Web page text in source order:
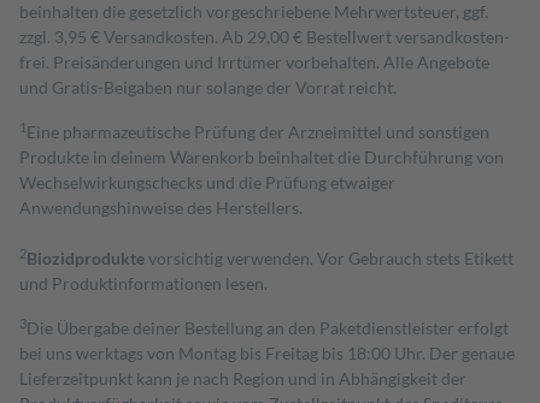
beinhalten die gesetzlich vorgeschriebene Mehrwertsteuer, ggf.
zzgl. 3,95 € Versandkosten. Ab 29,00 € Bestell­wert versand­kosten­
frei. Preisänderungen und Irrtümer vorbehalten. Alle Angebote
und Gratis-Beigaben nur solange der Vorrat reicht.
1 Eine pharmazeutische Prüfung der Arzneimittel und sonstigen
Produkte in deinem Warenkorb beinhaltet die Durchführung von
Wechselwirkungschecks und die Prüfung etwaiger
Anwendungshinweise des Herstellers.
2Biozidproduktevorsichtig verwenden. Vor Gebrauch stets Etikett
und Produktinformationen lesen.
3Die Übergabe deiner Bestellung an den Paketdienstleister erfolgt
bei uns werktags von Montag bis Freitag bis 18:00 Uhr. Der genaue
Lieferzeitpunkt kann je nach Region und in Abhängigkeit der